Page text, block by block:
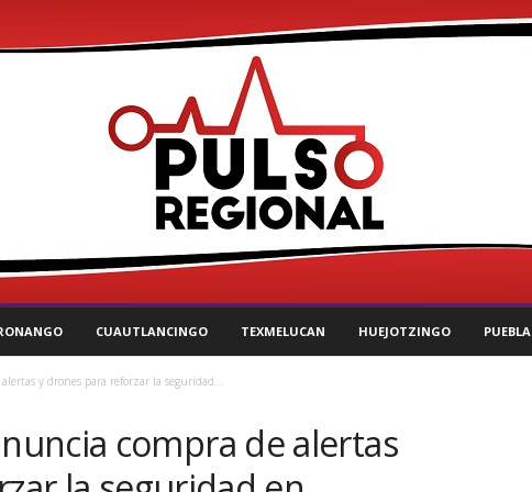
CUAUTLANCINGO TEXMELUCAN HUEJOTZINGO PUEBLA
y drones para reforzar la seguridad...
compra de alertas